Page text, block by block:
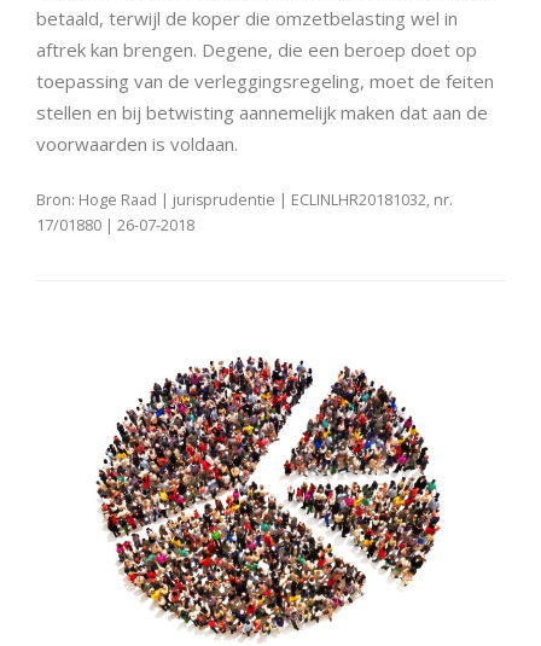
betaald, terwijl de koper die omzetbelasting wel in
aftrek kan brengen. Degene, die een beroep doet op
toepassing van de verleggingsregeling, moet de feiten
stellen en bij betwisting aannemelijk maken dat aan de
voorwaarden is voldaan.
Bron: Hoge Raad | jurisprudentie | ECLINLHR20181032, nr.
17/01880 | 26-07-2018